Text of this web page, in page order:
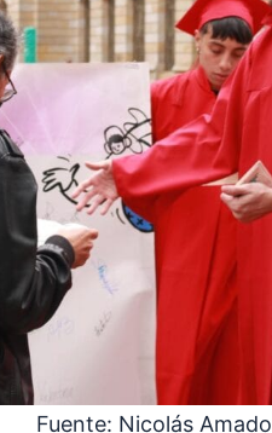
Fuente: Nicolás Amado